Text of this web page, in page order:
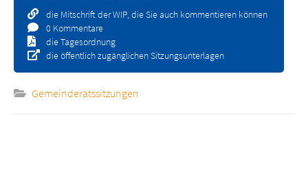
die Mitschrift der WIP, die Sie auch kommentieren können
0 Kommentare
die Tagesordnung
die öffentlich zugänglichen Sitzungsunterlagen
Gemeinderatssitzungen